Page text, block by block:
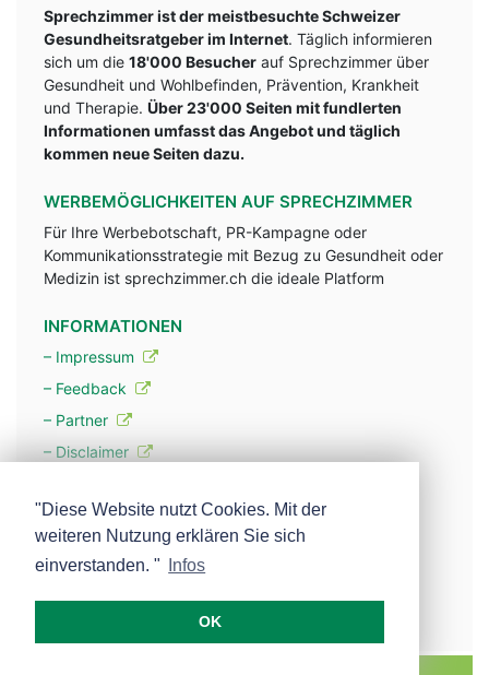
Sprechzimmer ist der meistbesuchte Schweizer
Gesundheitsratgeber im Internet. Täglich informieren
sich um die 18'000 Besucher auf Sprechzimmer über
Gesundheit und Wohlbefinden, Prävention, Krankheit
und Therapie. Über 23'000 Seiten mit fundlerten
Informationen umfasst das Angebot und täglich
kommen neue Seiten dazu.
WERBEMÖGLICHKEITEN AUF SPRECHZIMMER
Für Ihre Werbebotschaft, PR-Kampagne oder
Kommunikationsstrategie mit Bezug zu Gesundheit oder
Medizin ist sprechzimmer.ch die ideale Platform
INFORMATIONEN
– Impressum
– Feedback
– Partner
– Disclaimer
– Werbung
– Mehr über unsere Experten
"Diese Website nutzt Cookies. Mit der
weiteren Nutzung erklären Sie sich
einverstanden. "
Infos
OK